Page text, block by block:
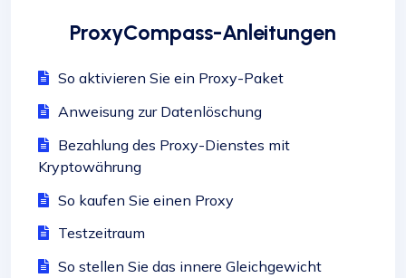
ProxyCompass-Anleitungen
So aktivieren Sie ein Proxy-Paket
Anweisung zur Datenlöschung
Bezahlung des Proxy-Dienstes mit
Kryptowährung
So kaufen Sie einen Proxy
Testzeitraum
So stellen Sie das innere Gleichgewicht